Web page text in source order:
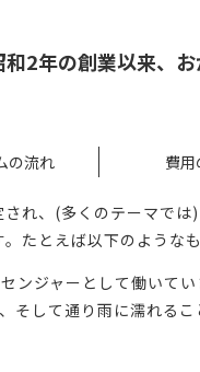
和2年の創業以来、
の流れ 費
れ、(多くのテーマで
たとえば以下のようなも
ンジャーとして働いて
そして通り雨に濡れるこ